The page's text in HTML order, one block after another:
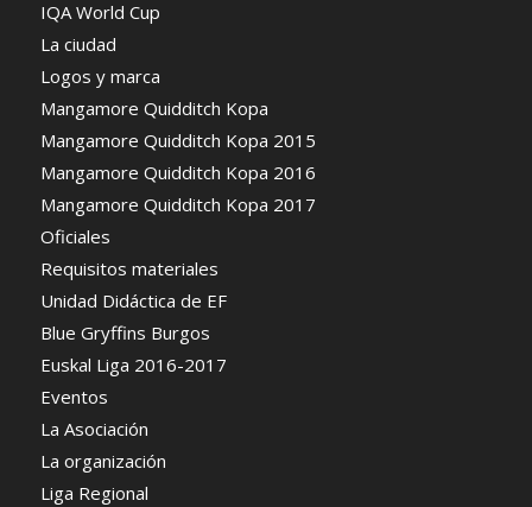
IQA World Cup
La ciudad
Logos y marca
Mangamore Quidditch Kopa
Mangamore Quidditch Kopa 2015
Mangamore Quidditch Kopa 2016
Mangamore Quidditch Kopa 2017
Oficiales
Requisitos materiales
Unidad Didáctica de EF
Blue Gryffins Burgos
Euskal Liga 2016-2017
Eventos
La Asociación
La organización
Liga Regional